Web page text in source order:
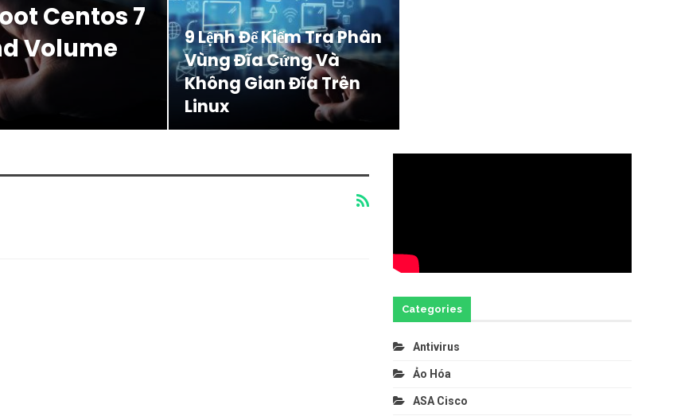
Centos 7
Volume
9 Lệnh Để Kiểm Tra Phân
Vùng Đĩa Cứng Và
Không Gian Đĩa Trên
Linux
Categories
Antivirus
Ảo Hóa
ASA Cisco